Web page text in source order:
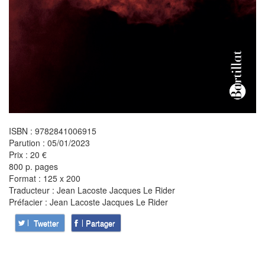
ISBN : 9782841006915
Parution : 05/01/2023
Prix : 20 €
800 p. pages
Format : 125 x 200
Traducteur : Jean Lacoste Jacques Le Rider
Préfacier : Jean Lacoste Jacques Le Rider
Twetter Partager